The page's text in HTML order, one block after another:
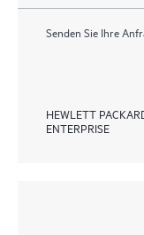
Senden Sie Ihre
HEWLETT
ENTERPRISE